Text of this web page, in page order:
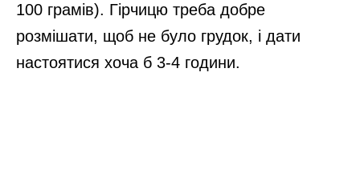
100 грамів). Гірчицю треба добре
розмішати, щоб не було грудок, і дати
настоятися хоча б 3-4 години.